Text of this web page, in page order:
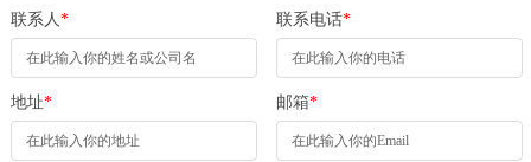
联系人* 联系电话*
地址* 邮箱*